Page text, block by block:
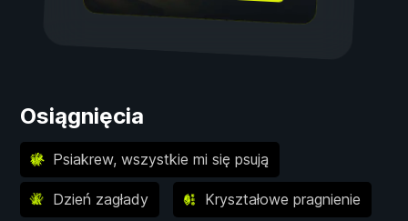
Osiągnięcia
Psiakrew, wszystkie mi się psują
Dzień zagłady Kryształowe pragnienie